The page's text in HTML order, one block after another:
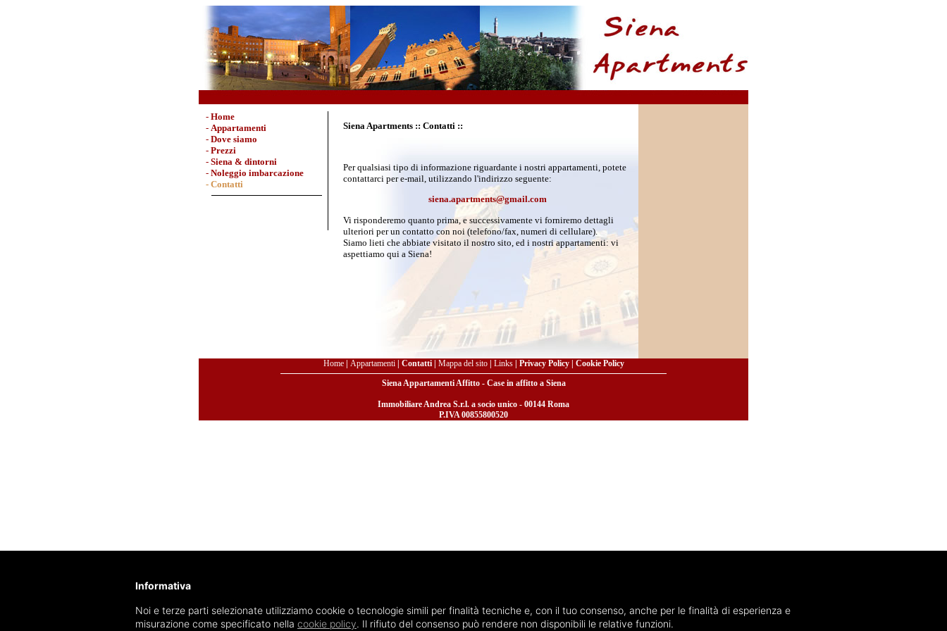
- Home
- Appartamenti
- Dove siamo
- Prezzi
- Siena & dintorni
- Noleggio imbarcazione
- Contatti
Siena Apartments :: Contatti ::
Per qualsiasi tipo di informazione riguardante i nostri appartamenti, potete
contattarci per e-mail, utilizzando l'indirizzo seguente:
siena.apartments@gmail.com
Vi risponderemo quanto prima, e successivamente vi forniremo dettagli
ulteriori per un contatto con noi (telefono/fax, numeri di cellulare).
Siamo lieti che abbiate visitato il nostro sito, ed i nostri appartamenti: vi
aspettiamo qui a Siena!
Home| Appartamenti| Contatti| Mappa del sito| Links| Privacy Policy| Cookie Policy
Siena Appartamenti Affitto - Case in affitto a Siena
Immobiliare Andrea S.r.l. a socio unico - 00144 Roma
P.IVA 00855800520
Informativa
Noi e terze parti selezionate utilizziamo cookie o tecnologie simili per finalità tecniche e, con il tuo consenso, anche per le finalità di esperienza e
misurazione come specificato nella cookie policy. Il rifiuto del consenso può rendere non disponibili le relative funzioni.